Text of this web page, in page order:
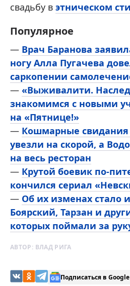
свадьбу в этническом
Популярное
— Врач Баранова
ногу Алла Пугачева
саркопении
— «Выживалити.
знакомимся с новыми
на «Пятнице!»
— Кошмарные свидания
увезли на скорой, а
на весь ресторан
— Крутой боевик по-
кончился сериал
— Об их изменах стало
Боярский, Тарзан и
которых поймали за
АВТОР: ВЛАД РИГА
Подписаться в